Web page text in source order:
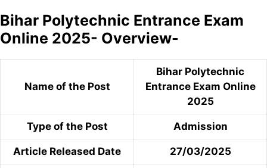
Bihar Polytechnic Entrance Exam
Online 2025- Overview-
Name of the Post
Bihar Polytechnic
Entrance Exam Online
2025
Type of the Post Admission
Article Released Date 27/03/2025